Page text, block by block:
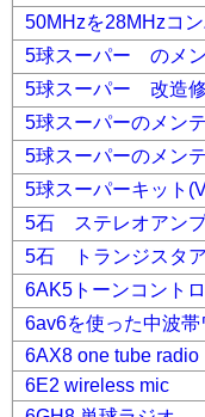
50MHzを28MHzコ
5球スーパー のメ
5球スーパー 改造
5球スーパーのメン
5球スーパーのメン
5球スーパーキット
5石 ステレオアン
5石 トランジスタ
6AK5トーンコント
6av6を使った中波
6AX8 one tube radio
6E2 wireless mic